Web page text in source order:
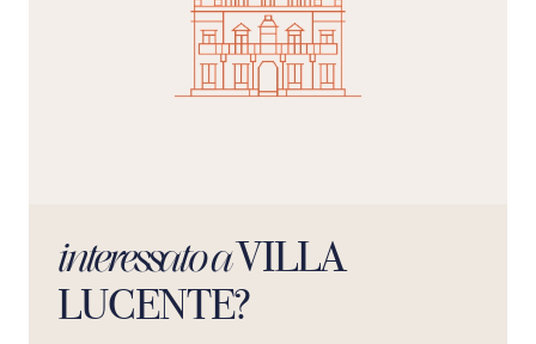
interessato aVILLA
LUCENTE?